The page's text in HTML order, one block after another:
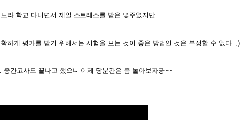
라 학교 다니면서 제일 스트레스를 받은 몇주였지만..
하게 평가를 받기 위해서는 시험을 보는 것이 좋은 방법인 것은 부정할 수 없다. ;)
중간고사도 끝나고 했으니 이제 당분간은 좀 놀아보자궁~~